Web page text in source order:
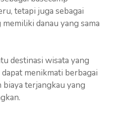
tetapi juga sebagai
danau yang sama
destinasi wisata yang
menikmati berbagai
terjangkau yang